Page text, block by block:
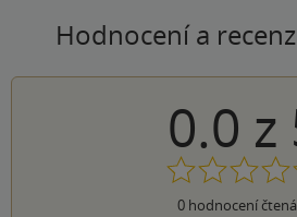
Hodnocení a
0.0 z
0hodnocení